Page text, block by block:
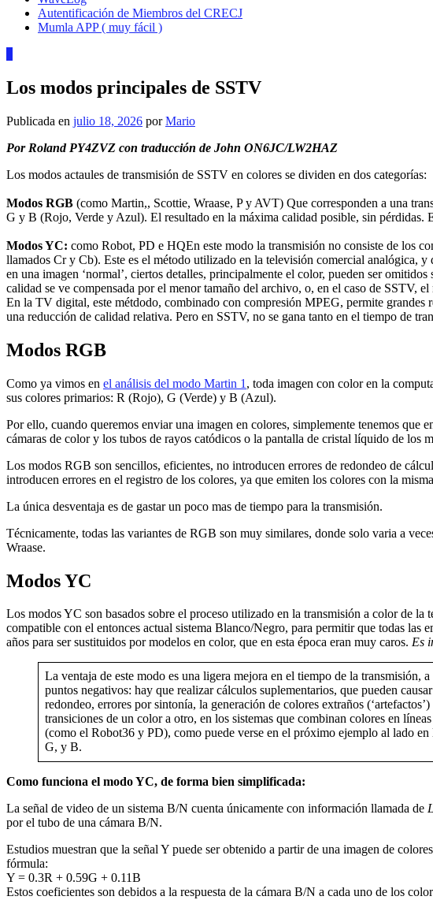
Autentificación de Miembros del CRECJ
Mumla APP ( muy fácil )
Los modos principales de SSTV
Publicada en julio 18, 2026 porMario
Por Roland PY4ZVZ con traducción de John ON6JC/LW2HAZ
Los modos actaules de transmisión de SSTV en colores se dividen en dos categorías:
Modos RGB (como Martin,, Scottie, Wraase, P y AVT) Que corresponden a una
G y B (Rojo, Verde y Azul). El resultado en la máxima calidad posible, sin pérdidas.
Modos YC: como Robot, PD e HQEn este modo la transmisión no consiste de los
llamados Cr y Cb). Este es el método utilizado en la televisión comercial analógica,
en una imagen ‘normal’, ciertos detalles, principalmente el color, pueden ser
calidad se ve compensada por el menor tamaño del archivo, o, en el caso de SSTV,
En la TV digital, este métdodo, combinado con compresión MPEG, permite
una reducción de calidad relativa. Pero en SSTV, no se gana tanto en el tiempo de
Modos RGB
Como ya vimos en el análisis del modo Martin 1 , toda imagen con color en la
sus colores primarios: R (Rojo), G (Verde) y B (Azul).
Por ello, cuando queremos enviar una imagen en colores, simplemente tenemos
cámaras de color y los tubos de rayos catódicos o la pantalla de cristal líquido de los
Los modos RGB son sencillos, eficientes, no introducen errores de redondeo de
introducen errores en el registro de los colores, ya que emiten los colores con la
La única desventaja es de gastar un poco mas de tiempo para la transmisión.
Técnicamente, todas las variantes de RGB son muy similares, donde solo varia a
Wraase.
Modos YC
Los modos YC son basados sobre el proceso utilizado en la transmisión a color de
compatible con el entonces actual sistema Blanco/Negro, para permitir que todas
años para ser sustituidos por modelos en color, que en esta época eran muy caros. Es
La ventaja de este modo es una ligera mejora en el tiempo de la transmisión, a
puntos negativos: hay que realizar cálculos suplementarios, que pueden
redondeo, errores por sintonía, la generación de colores extraños (‘artefactos’)
transiciones de un color a otro, en los sistemas que combinan colores en
(como el Robot36 y PD), como puede verse en el próximo ejemplo al lado en
G, y B.
Como funciona el modo YC, de forma bien simplificada:
La señal de video de un sistema B/N cuenta únicamente con información llamada de
por el tubo de una cámara B/N.
Estudios muestran que la señal Y puede ser obtenido a partir de una imagen de
fórmula:
Y = 0.3R + 0.59G + 0.11B
Estos coeficientes son debidos a la respuesta de la cámara B/N a cada uno de los